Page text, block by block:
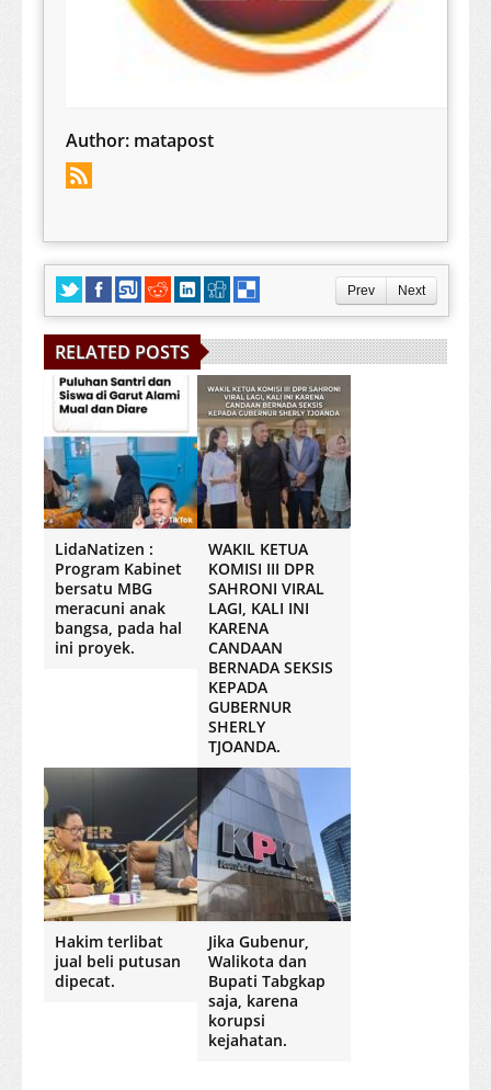
Author: matapost
Prev Next
RELATED POSTS
LidaNatizen :
Program Kabinet
bersatu MBG
meracuni anak
bangsa, pada hal
ini proyek.
WAKIL KETUA
KOMISI III DPR
SAHRONI VIRAL
LAGI, KALI INI
KARENA
CANDAAN
BERNADA SEKSIS
KEPADA
GUBERNUR
SHERLY
TJOANDA.
Hakim terlibat
jual beli putusan
dipecat.
Jika Gubenur,
Walikota dan
Bupati Tabgkap
saja, karena
korupsi
kejahatan.